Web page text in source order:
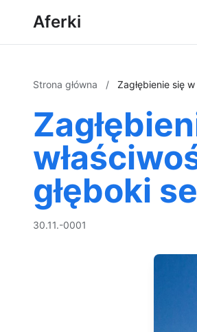
Aferki
Strona główna / Zagłębienie się
głęboki
30.11.-0001